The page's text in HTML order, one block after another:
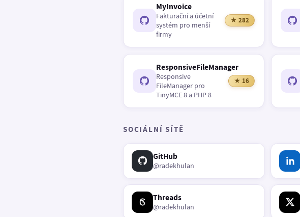
MyInvoice
Fakturační a účetní
systém pro menší
firmy
★ 282
ResponsiveFileManager
Responsive
FileManager pro
TinyMCE 8 a PHP 8
★ 16
SOCIÁLNÍ SÍTĚ
GitHub
@radekhulan
Threads
@radekhulan